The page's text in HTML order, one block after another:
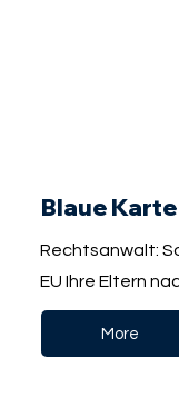
Blaue
Rechtsanwalt:
EU Ihre Eltern
More